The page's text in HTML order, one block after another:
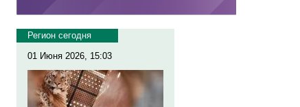
Регион сегодня
01 Июня 2026, 15:03